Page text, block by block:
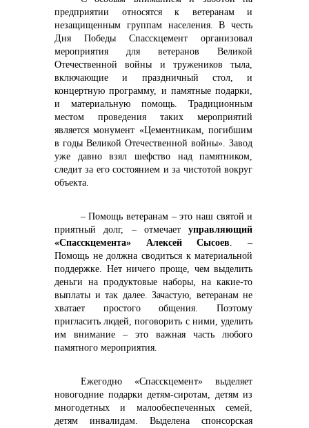
предприятии относятся к ветеранам и
незащищенным группам населения. В честь
Дня Победы Спасскцемент организовал
мероприятия для ветеранов Великой
Отечественной войны и тружеников тыла,
включающие и праздничный стол, и
концертную программу, и памятные подарки,
и материальную помощь. Традиционным
местом проведения таких мероприятий
является монумент «Цементникам, погибшим
в годы Великой Отечественной войны». Завод
уже давно взял шефство над памятником,
следит за его состоянием и за чистотой вокруг
объекта.
– Помощь ветеранам – это наш святой и
приятный долг, – отмечаетуправляющий
«Спасскцемента» Алексей Сысоев. –
Помощь не должна сводиться к материальной
поддержке. Нет ничего проще, чем выделить
деньги на продуктовые наборы, на какие-то
выплаты и так далее. Зачастую, ветеранам не
хватает простого общения. Поэтому
пригласить людей, поговорить с ними, уделить
им внимание – это важная часть любого
памятного мероприятия.
Ежегодно «Спасскцемент» выделяет
новогодние подарки детям-сиротам, детям из
многодетных и малообеспеченных семей,
детям инвалидам. Выделена спонсорская